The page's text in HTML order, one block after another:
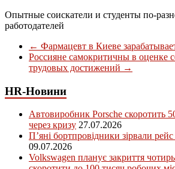
Опытные соискатели и студенты по-
работодателей
← Фармацевт в Киеве
Россияне самокритичны в оценке
трудовых достижений →
HR-Новини
Автовиробник Porsche скоротить
через кризу 27.07.2026
П’яні бортпровідники зірвали
09.07.2026
Volkswagen планує закриття